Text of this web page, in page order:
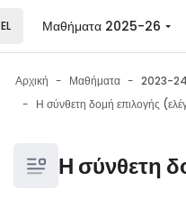
EL Μαθήματα 2025-26
Αρχική Μαθήματα 2023-24
Η σύνθετη δομή επιλογής
ΜπλοκΗ σύνθετη